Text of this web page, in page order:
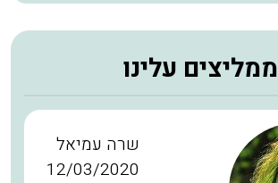
ממליצים עלינו
שרה עמיאל
12/03/2020